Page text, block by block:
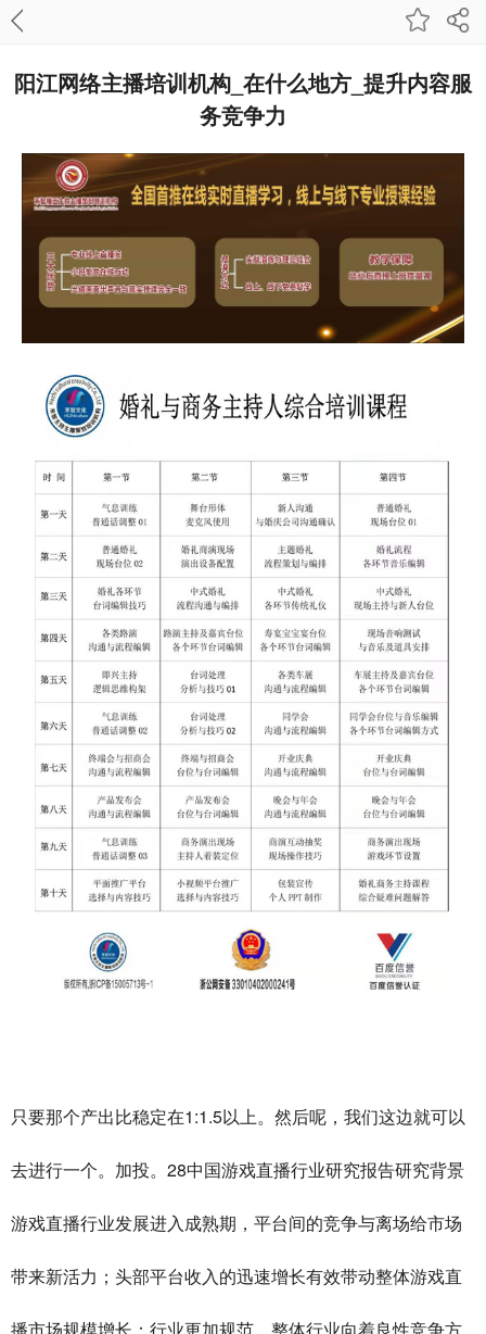
阳江网络主播培训机构_在什么地方_提升内容服
务竞争力
只要那个产出比稳定在1:1.5以上。然后呢，我们这边就可以
去进行一个。加投。 28中国游戏直播行业研究报告研究背景
游戏直播行业发展进入成熟期，平台间的竞争与离场给市场
带来新活力；头部平台收入的迅速增长有效带动整体游戏直